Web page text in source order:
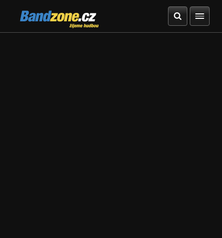
Bandzone.cz
žijeme hudbou